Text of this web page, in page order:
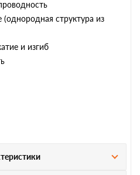
структура из
и изгиб